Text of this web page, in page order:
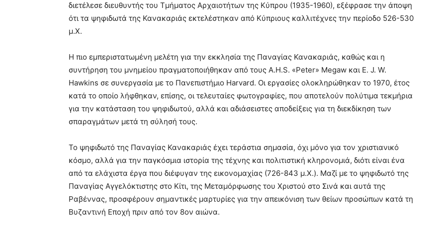
διετέλεσε διευθυντής του Τμήματος Αρχαιοτήτων της Κύπρου (1935-1960), εξέφρασε την άποψη
ότι τα ψηφιδωτά της Κανακαριάς εκτελέστηκαν από Κύπριους καλλιτέχνες την περίοδο 526-530
μ.Χ.
Η πιο εμπεριστατωμένη μελέτη για την εκκλησία της Παναγίας Κανακαριάς, καθώς και η
συντήρηση του μνημείου πραγματοποιήθηκαν από τους A.H.S. «Peter» Megaw και E. J. W.
Hawkins σε συνεργασία με το Πανεπιστήμιο Harvard. Οι εργασίες ολοκληρώθηκαν το 1970, έτος
κατά το οποίο λήφθηκαν, επίσης, οι τελευταίες φωτογραφίες, που αποτελούν πολύτιμα τεκμήρια
για την κατάσταση του ψηφιδωτού, αλλά και αδιάσειστες αποδείξεις για τη διεκδίκηση των
σπαραγμάτων μετά τη σύλησή τους.
Το ψηφιδωτό της Παναγίας Κανακαριάς έχει τεράστια σημασία, όχι μόνο για τον χριστιανικό
κόσμο, αλλά για την παγκόσμια ιστορία της τέχνης και πολιτιστική κληρονομιά, διότι είναι ένα
από τα ελάχιστα έργα που διέφυγαν της εικονομαχίας (726-843 μ.Χ.). Μαζί με το ψηφιδωτό της
Παναγίας Αγγελόκτιστης στο Κίτι, της Μεταμόρφωσης του Χριστού στο Σινά και αυτά της
Ραβέννας, προσφέρουν σημαντικές μαρτυρίες για την απεικόνιση των θείων προσώπων κατά τη
Βυζαντινή Εποχή πριν από τον 8ον αιώνα.